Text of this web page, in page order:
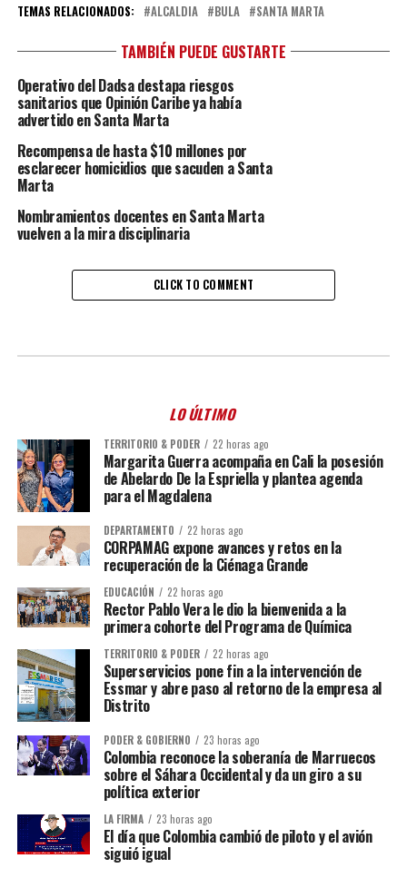
TEMAS RELACIONADOS: ALCALDIA BULA SANTA MARTA
TAMBIÉN PUEDE GUSTARTE
Operativo del Dadsa destapa riesgos
sanitarios que Opinión Caribe ya había
advertido en Santa Marta
Recompensa de hasta $10 millones por
esclarecer homicidios que sacuden a Santa
Marta
Nombramientos docentes en Santa Marta
vuelven a la mira disciplinaria
CLICK TO COMMENT
LO ÚLTIMO
TERRITORIO & PODER 22 horas ago
Margarita Guerra acompaña en Cali la posesión
de Abelardo De la Espriella y plantea agenda
para el Magdalena
DEPARTAMENTO 22 horas ago
CORPAMAG expone avances y retos en la
recuperación de la Ciénaga Grande
EDUCACIÓN 22 horas ago
Rector Pablo Vera le dio la bienvenida a la
primera cohorte del Programa de Química
TERRITORIO & PODER 22 horas ago
Superservicios pone fin a la intervención de
Essmar y abre paso al retorno de la empresa al
Distrito
PODER & GOBIERNO 23 horas ago
Colombia reconoce la soberanía de Marruecos
sobre el Sáhara Occidental y da un giro a su
política exterior
LA FIRMA 23 horas ago
El día que Colombia cambió de piloto y el avión
siguió igual